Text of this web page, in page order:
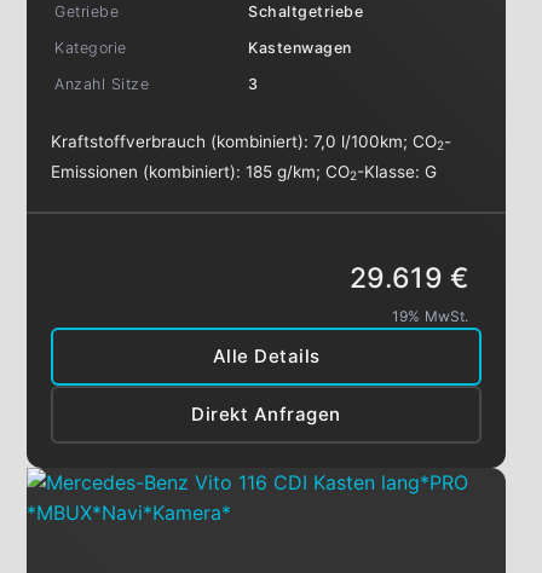
Getriebe
Schaltgetriebe
Kategorie
Kastenwagen
Anzahl Sitze
3
Kraftstoffverbrauch (kombiniert):7,0 l/100km;CO2-
Emissionen (kombiniert):185 g/km;CO2-Klasse:G
Alle Details
Direkt Anfragen
29.619 €
19% MwSt.